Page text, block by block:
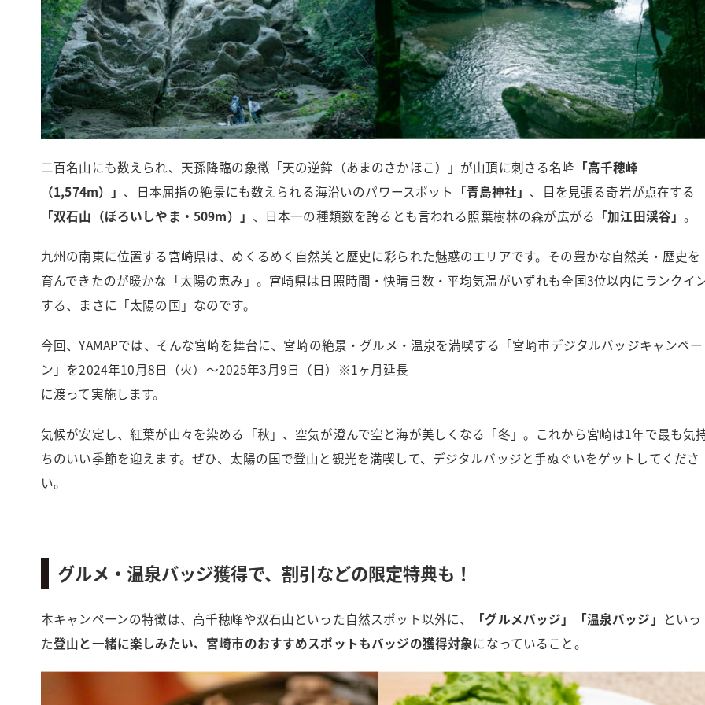
二百名山にも数えられ、天孫降臨の象徴「天の逆鉾（あまのさかほこ）」が山頂に刺さる名峰 「高千穂峰
（1,574m）」 、日本屈指の絶景にも数えられる海沿いのパワースポット 「青島神社」 、目を見張る奇岩が点在する
「双石山（ぼろいしやま・509m）」 、日本一の種類数を誇るとも言われる照葉樹林の森が広がる 「加江田渓谷」。
九州の南東に位置する宮崎県は、めくるめく自然美と歴史に彩られた魅惑のエリアです。その豊かな自然美・歴史を
育んできたのが暖かな「太陽の恵み」。宮崎県は日照時間・快晴日数・平均気温がいずれも全国3位以内にランクイ
する、まさに「太陽の国」なのです。
今回、YAMAPでは、そんな宮崎を舞台に、宮崎の絶景・グルメ・温泉を満喫する「宮崎市デジタルバッジキャンペー
ン」を2024年10月8日（火）〜2025年3月9日（日）※1ヶ月延長
に渡って実施します。
気候が安定し、紅葉が山々を染める「秋」、空気が澄んで空と海が美しくなる「冬」。これから宮崎は1年で最も気
ちのいい季節を迎えます。ぜひ、太陽の国で登山と観光を満喫して、デジタルバッジと手ぬぐいをゲットしてくださ
い。
グルメ・温泉バッジ獲得で、割引などの限定特典も！
本キャンペーンの特徴は、高千穂峰や双石山といった自然スポット以外に、 「グルメバッジ」「温泉バッジ」 といっ
た登山と一緒に楽しみたい、宮崎市のおすすめスポットもバッジの獲得対象になっていること。